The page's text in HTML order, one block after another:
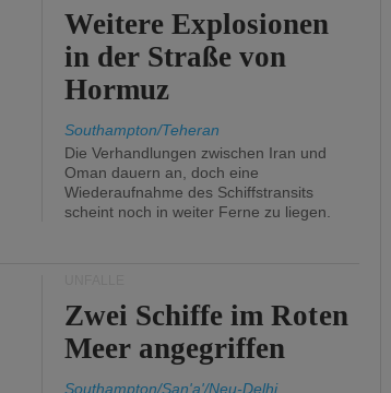
Weitere Explosionen
in der Straße von
Hormuz
Southampton/Teheran
Die Verhandlungen zwischen Iran und
Oman dauern an, doch eine
Wiederaufnahme des Schiffstransits
scheint noch in weiter Ferne zu liegen.
Zwei Schiffe im Roten
Meer angegriffen
Southampton/San'a'/Neu-Delhi